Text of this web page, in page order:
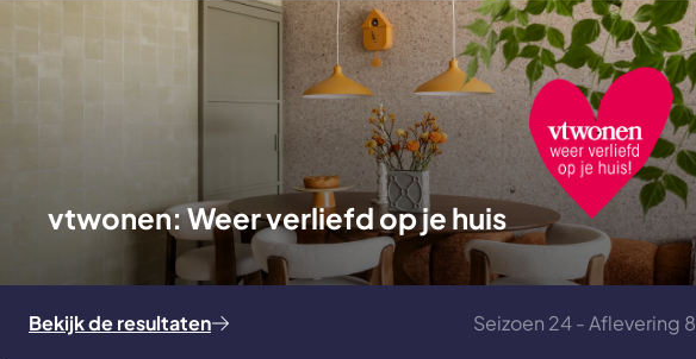
vtwonen: Weer verliefd op je huis
Bekijk de resultaten Seizoen 24 - Aflevering 8